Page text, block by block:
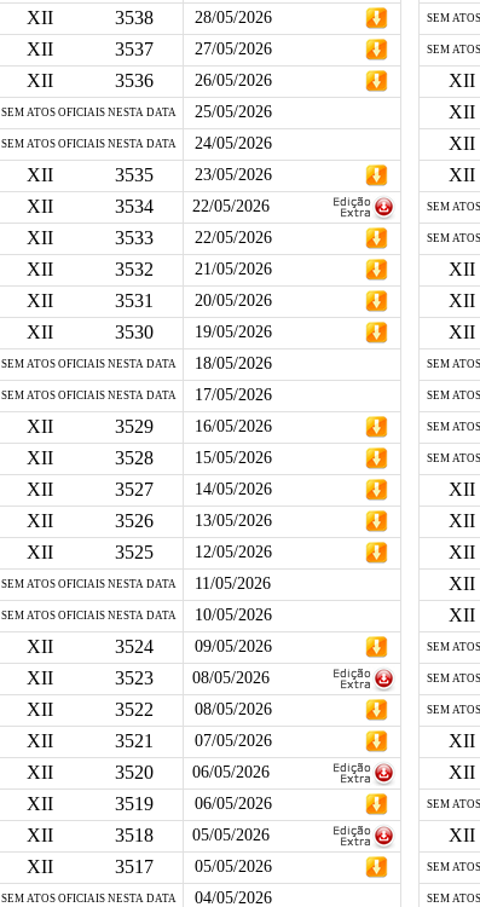
XII 3538 28/05/2026
XII 3537 27/05/2026
XII 3536 26/05/2026
SEM ATOS OFICIAIS NESTA DATA 25/05/2026
SEM ATOS OFICIAIS NESTA DATA 24/05/2026
XII 3535 23/05/2026
XII 3534 22/05/2026
XII 3533 22/05/2026
XII 3532 21/05/2026
XII 3531 20/05/2026
XII 3530 19/05/2026
SEM ATOS OFICIAIS NESTA DATA 18/05/2026
SEM ATOS OFICIAIS NESTA DATA 17/05/2026
XII 3529 16/05/2026
XII 3528 15/05/2026
XII 3527 14/05/2026
XII 3526 13/05/2026
XII 3525 12/05/2026
SEM ATOS OFICIAIS NESTA DATA 11/05/2026
SEM ATOS OFICIAIS NESTA DATA 10/05/2026
XII 3524 09/05/2026
XII 3523 08/05/2026
XII 3522 08/05/2026
XII 3521 07/05/2026
XII 3520 06/05/2026
XII 3519 06/05/2026
XII 3518 05/05/2026
XII 3517 05/05/2026
SEM ATOS OFICIAIS NESTA DATA 04/05/2026
SEM
SEM
XII
XII
XII
XII
SEM
SEM
XII
XII
XII
SEM
SEM
SEM
SEM
XII
XII
XII
XII
XII
SEM
SEM
SEM
XII
XII
SEM
XII
SEM
SEM